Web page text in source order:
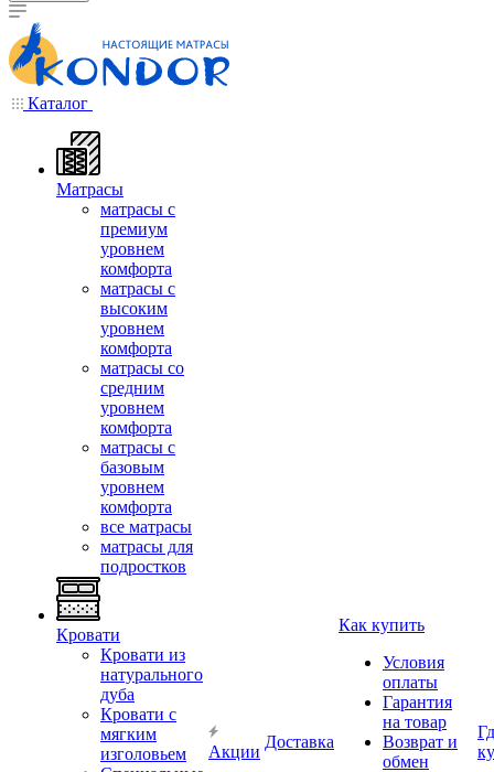
Каталог
Матрасы
матрасы с
премиум
уровнем
комфорта
матрасы с
высоким
уровнем
комфорта
матрасы со
средним
уровнем
комфорта
матрасы с
базовым
уровнем
комфорта
все матрасы
матрасы для
подростков
Кровати
Кровати из
натурального
дуба
Кровати с
мягким
изголовьем
Акции
Доставка
Как купить
Условия
оплаты
Гарантия
на товар
Возврат и
обмен